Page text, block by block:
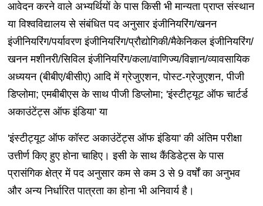
आवेदन करने वाले अभ्यर्थियों के पास किसी भी मान्यता प्राप्त संस्थान
या विश्वविद्यालय से संबंधित पद अनुसार इंजीनियरिंग/खनन
इंजीनियरिंग/पर्यावरण इंजीनियरिंग/प्रौद्योगिकी/मैकेनिकल इंजीनियरिंग/
खनन मशीनरी/सिविल इंजीनियरिंग/कला/वाणिज्य/विज्ञान/व्यावसायिक
अध्ययन (बीबीए/बीसीए) आदि में ग्रेजुएशन, पोस्ट-ग्रेजुएशन, पीजी
डिप्लोमा; एमबीबीएस के साथ पीजी डिप्लोमा; 'इंस्टीट्यूट ऑफ चार्टर्ड
अकाउंटेंट्स ऑफ इंडिया' या
'इंस्टीट्यूट ऑफ कॉस्ट अकाउंटेंट्स ऑफ इंडिया' की अंतिम परीक्षा
उत्तीर्ण किए हुए होना चाहिए। इसी के साथ कैंडिडेट्स के पास
प्रासंगिक क्षेत्र में पद अनुसार कम से कम 3 से 9 वर्षों का अनुभव
और अन्य निर्धारित पात्रता का होना भी अनिवार्य है।